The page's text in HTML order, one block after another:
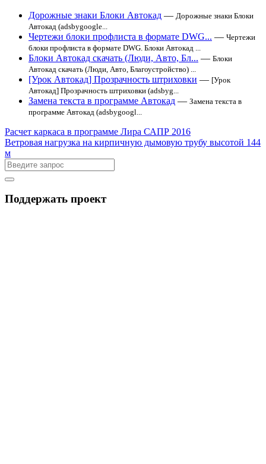
Дорожные знаки Блоки Автокад — Дорожные знаки Блоки
Автокад (adsbygoogle...
Чертежи блоки профлиста в формате DWG... — Чертежи
блоки профлиста в формате DWG. Блоки Автокад ...
Блоки Автокад скачать (Люди, Авто, Бл... — Блоки
Автокад скачать (Люди, Авто, Благоустройство) ...
[Урок Автокад] Прозрачность штриховки — [Урок
Автокад] Прозрачность штриховки (adsbyg...
Замена текста в программе Автокад — Замена текста в
программе Автокад (adsbygoogl...
Расчет каркаса в программе Лира САПР 2016
Ветровая нагрузка на кирпичную дымовую трубу высотой 144
м
Поддержать проект